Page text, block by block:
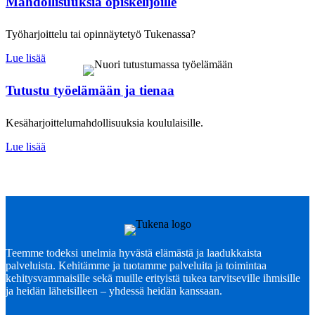
Työharjoittelu tai opinnäytetyö Tukenassa?
Lue lisää
Tutustu työelämään ja tienaa
Kesäharjoittelumahdollisuuksia koululaisille.
Lue lisää
Teemme todeksi unelmia hyvästä elämästä ja laadukkaista
palveluista. Kehitämme ja tuotamme palveluita ja toimintaa
kehitysvammaisille sekä muille erityistä tukea tarvitseville ihmisille
ja heidän läheisilleen – yhdessä heidän kanssaan.